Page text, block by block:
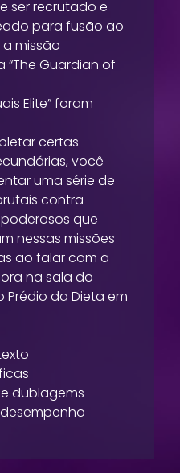
ser recrutado e
para fusão ao
missão
“The Guardian of
Elite” foram
certas
você
uma série de
contra
que
nessas missões
ao falar com a
na sala do
Prédio da Dieta em
dublagems